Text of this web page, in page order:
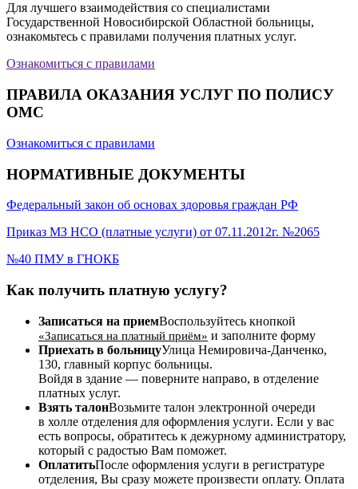
Для лучшего взаимодействия со специалистами
Государственной Новосибирской Областной больницы,
ознакомьтесь с правилами получения платных услуг.
Ознакомиться с правилами
ПРАВИЛА ОКАЗАНИЯ УСЛУГ ПО ПОЛИСУ
ОМС
Ознакомиться с правилами
НОРМАТИВНЫЕ ДОКУМЕНТЫ
Федеральный закон об основах здоровья граждан РФ
Приказ МЗ НСО (платные услуги) от 07.11.2012г. №2065
№40 ПМУ в ГНОКБ
Как получить платную услугу?
Записаться на приемВоспользуйтесь кнопкой
«Записаться на платный приём» и заполните форму
Приехать в больницуУлица Немировича-Данченко,
130, главный корпус больницы.
Войдя в здание — поверните направо, в отделение
платных услуг.
Взять талонВозьмите талон электронной очереди
в холле отделения для оформления услуги. Если у вас
есть вопросы, обратитесь к дежурному администратору,
который с радостью Вам поможет.
ОплатитьПосле оформления услуги в регистратуре
отделения, Вы сразу можете произвести оплату. Оплата